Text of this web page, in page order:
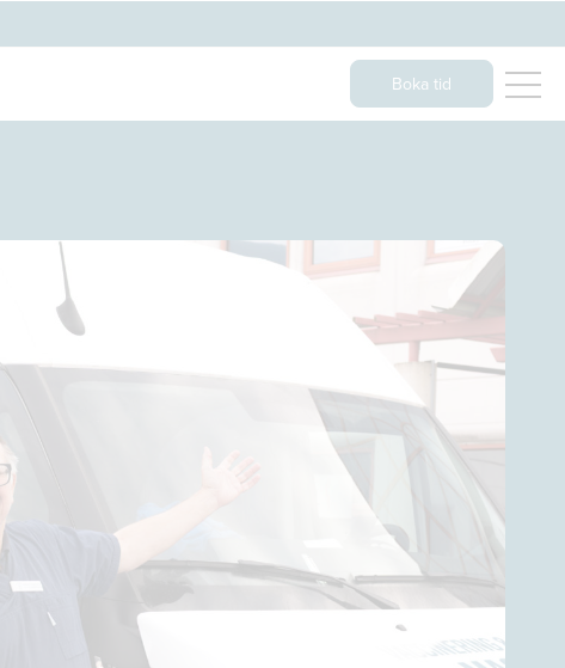
Boka tid